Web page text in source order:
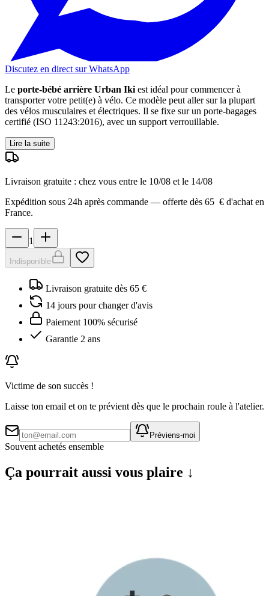
Discutez en direct sur WhatsApp
Le porte-bébé arrière Urban Iki est idéal pour commencer à
transporter votre petit(e) à vélo. Ce modèle peut aller sur la plupart
des vélos musculaires et électriques. Il se fixe sur un porte-bagages
certifié (ISO 11243:2016), avec un support verrouillable.
Lire la suite
Livraison gratuite : chez vous entre le 10/08 et le 14/08
Expédition sous 24h après commande — offerte dès 65 € d'achat en
France.
1
Indisponible
Livraison gratuite dès 65 €
14 jours pour changer d'avis
Paiement 100% sécurisé
Garantie 2 ans
Victime de son succès !
Laisse ton email et on te prévient dès que le prochain roule à l'atelier.
Préviens-moi
Souvent achetés ensemble
Ça pourrait aussi vous plaire ↓